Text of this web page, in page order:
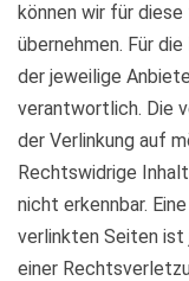
können wir für
übernehmen. Für
der jeweilige
verantwortlich. Die
der Verlinkung auf
Rechtswidrige
nicht erkennbar.
verlinkten Seiten ist
einer